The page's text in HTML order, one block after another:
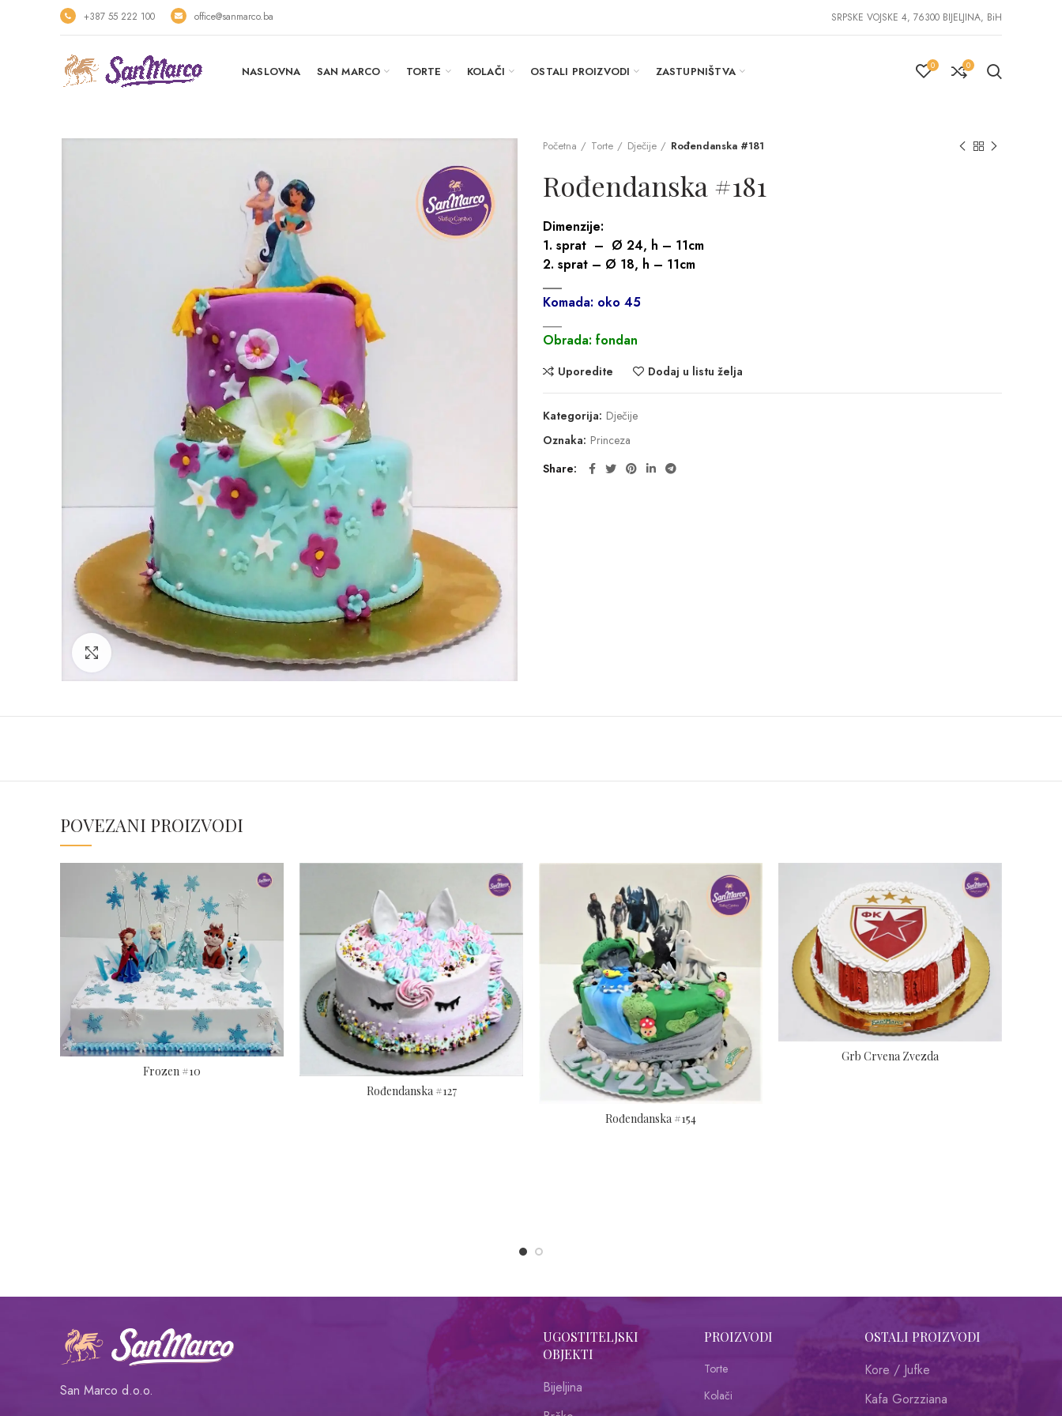
+387 55 222 100 office@sanmarco.ba SRPSKE VOJSKE 4, 76300 BIJELJINA, BiH
NASLOVNA SAN MARCO TORTE KOLAČI OSTALI PROIZVODI ZASTUPNIŠTVA 0 0
Click to enlarge
Početna Torte Dječije Rođendanska #181
Rođendanska #181
Dimenzije:
1. sprat – Ø 24, h – 11cm
2. sprat – Ø 18, h – 11cm
___
Komada: oko 45
Obrada: fondan
Uporedite Dodaj u listu želja
Kategorija: Dječije
Oznaka: Princeza
Share
POVEZANI PROIZVODI
Frozen #10
Rođendanska #127
Rođendanska #154
Grb Crvena Zvezda
San Marco d.o.o.
UGOSTITELJSKI
OBJEKTI
Bijeljina
PROIZVODI
Torte
Kolači
OSTALI PROIZVODI
Kore / Jufke
Kafa Gorzziana